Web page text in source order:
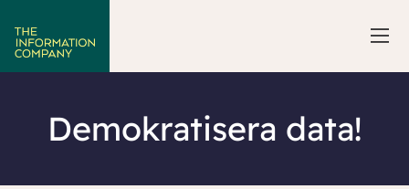
Demokratisera data!